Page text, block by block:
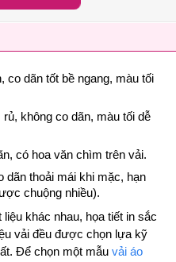
co dãn tốt bề ngang, màu tối
không co dãn, màu tối dễ
có hoa văn chìm trên vải.
dãn thoải mái khi mặc, hạn
chuộng nhiều).
liệu khác nhau, họa tiết in sắc
vải đều được chọn lựa kỹ
Để chọn một mẫu vải áo